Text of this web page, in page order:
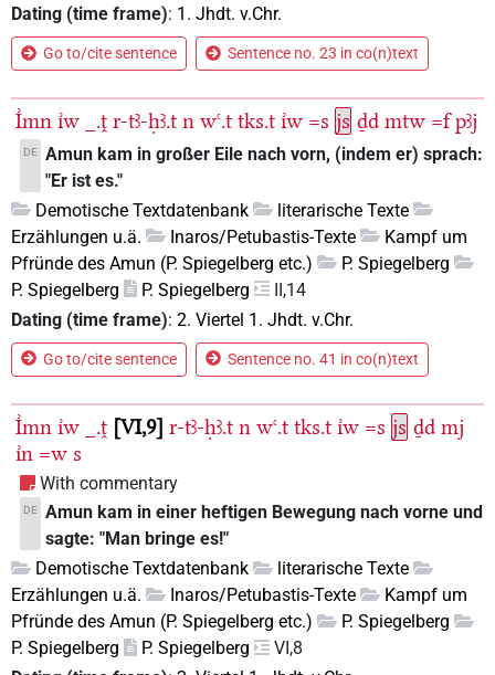
Dating (time frame): 1. Jhdt. v.Chr.
Go to/cite sentence Sentence no. 23 in co(n)text
I͗mn ı͗w _.ṱ r-tꜣ-ḥꜣ.t n wꜥ.t tks.t ı͗w =s js ḏd mtw =f pꜣj
DE
Amun kam in großer Eile nach vorn, (indem er) sprach:
"Er ist es."
Demotische Textdatenbank
literarische Texte
Erzählungen u.ä.
Inaros/Petubastis-Texte
Kampf um
Pfründe des Amun (P. Spiegelberg etc.)
P. Spiegelberg
P. Spiegelberg
P. Spiegelberg
II,14
Dating (time frame): 2. Viertel 1. Jhdt. v.Chr.
Go to/cite sentence Sentence no. 41 in co(n)text
I͗mn ı͗w _.ṱ VI,9 r-tꜣ-ḥꜣ.t n wꜥ.t tks.t ı͗w =s js ḏd mj
ı͗n =w s
With commentary
DE Amun kam in einer heftigen Bewegung nach vorne und
sagte: "Man bringe es!"
Demotische Textdatenbank
literarische Texte
Erzählungen u.ä.
Inaros/Petubastis-Texte
Kampf um
Pfründe des Amun (P. Spiegelberg etc.)
P. Spiegelberg
P. Spiegelberg
P. Spiegelberg
VI,8